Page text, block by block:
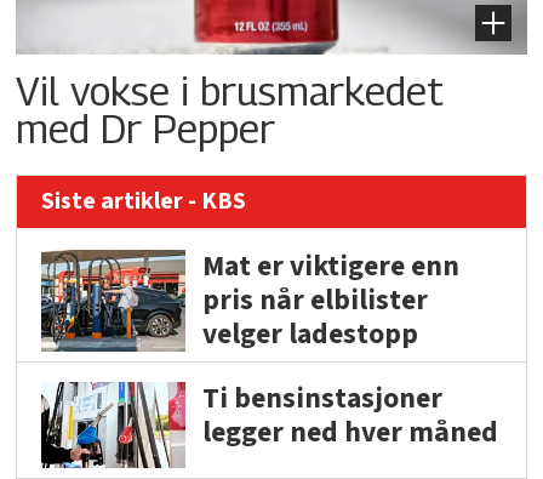
Vil vokse i brusmarkedet
med Dr Pepper
Siste artikler - KBS
Mat er viktigere enn
pris når elbilister
velger ladestopp
Ti bensinstasjoner
legger ned hver måned